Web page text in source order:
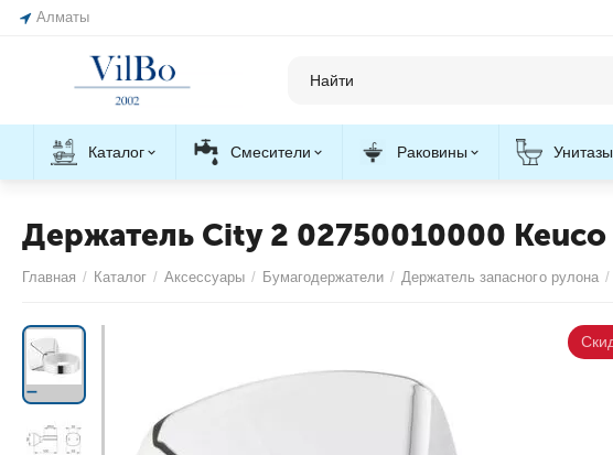
Алматы
Каталог Смесители Раковины Унитазы
Держатель City 2 02750010000 Keuco
Главная / Каталог / Аксессуары / Бумагодержатели / Держатель запасного рулона /
Скидка 50%